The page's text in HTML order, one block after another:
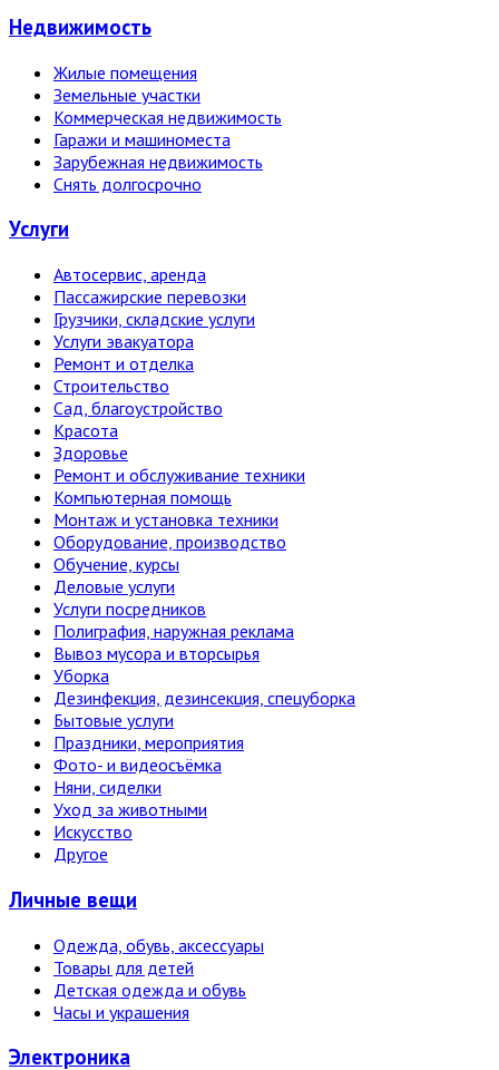
Недвижи­мость
Жилые помещения
Земельные участки
Коммерческая недвижимость
Гаражи и машиноместа
Зарубежная недвижимость
Снять долгосрочно
Услуги
Автосервис, аренда
Пассажирские перевозки
Грузчики, складские услуги
Услуги эвакуатора
Ремонт и отделка
Строительство
Сад, благоустройство
Красота
Здоровье
Ремонт и обслуживание техники
Компьютерная помощь
Монтаж и установка техники
Оборудование, производство
Обучение, курсы
Деловые услуги
Услуги посредников
Полиграфия, наружная реклама
Вывоз мусора и вторсырья
Уборка
Дезинфекция, дезинсекция, спецуборка
Бытовые услуги
Праздники, мероприятия
Фото- и видеосъёмка
Няни, сиделки
Уход за животными
Искусство
Другое
Личные вещи
Одежда, обувь, аксессуары
Товары для детей
Детская одежда и обувь
Часы и украшения
Электро­ника